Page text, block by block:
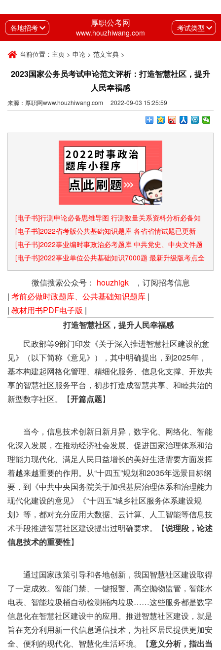
各地招考 厚职公考网
www.houzhiwang.com 考试类型
当前位置： 主页 > 申论 > 范文宝典 >
2023国家公务员考试申论范文评析：打造智慧社区，提升
人民幸福感
来源：厚职网www.houzhiwang.com 2022-09-03 15:25:59
[电子书]行测申论必备思维导图 行测数量关系资料分析必备知
识点和速算技巧
[电子书]2022省考版公共基础知识题库 各省省情试题已更新
[电子书]2022事业编时事政治必考题库 中共党史、中央文件题
库已更新
[电子书]2022事业单位公共基础知识7000题 最新升级版考点全
覆盖
微信搜索公众号： houzhigk，订阅招考信息
| 考前必做时政题库、公共基础知识题库 |
| 教材用书PDF电子版 |
打造智慧社区，提升人民幸福感
民政部等9部门印发《关于深入推进智慧社区建设的意
见》（以下简称《意见》），其中明确提出，到2025年，
基本构建起网格化管理、精细化服务、信息化支撑、开放共
享的智慧社区服务平台，初步打造成智慧共享、和睦共治的
新型数字社区。【开篇点题】
当今，信息技术创新日新月异，数字化、网络化、智能
化深入发展，在推动经济社会发展、促进国家治理体系和治
理能力现代化、满足人民日益增长的美好生活需要方面发挥
着越来越重要的作用。从“十四五”规划和2035年远景目标纲
要，到《中共中央国务院关于加强基层治理体系和治理能力
现代化建设的意见》《“十四五”城乡社区服务体系建设规
划》等，都对充分应用大数据、云计算、人工智能等信息技
术手段推进智慧社区建设提出过明确要求。【说理段，论述
信息技术的重要性】
通过国家政策引导和各地创新，我国智慧社区建设取得
了一定成效。智能门禁、一键报警、高空抛物监管，智能水
电表、智能垃圾桶自动检测桶内垃圾……这些服务都是数字
信息化在智慧社区建设中的应用。推进智慧社区建设，就是
旨在充分利用新一代信息通信技术，为社区居民提供更加安
全、便利的现代化、智慧化生活环境。【意义分析，指出当